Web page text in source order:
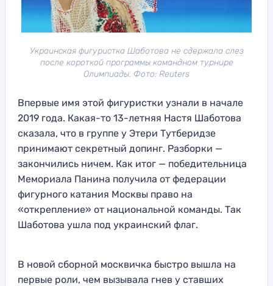
Украинская фигуристка Шаботова не сдержала слез
после короткой программы командном турнире
Олимпиады. Фото: Reuters
Впервые имя этой фигуристки узнали в начале
2019 года. Какая-то 13-летняя Настя Шаботова
сказала, что в группе у Этери Тутберидзе
принимают секретный допинг. Разборки —
закончились ничем. Как итог — победительница
Мемориала Панина получила от федерации
фигурного катания Москвы право на
«открепление» от национальной команды. Так
Шаботова ушла под украинский флаг.
В новой сборной москвичка быстро вышла на
первые роли, чем вызывала гнев у ставших